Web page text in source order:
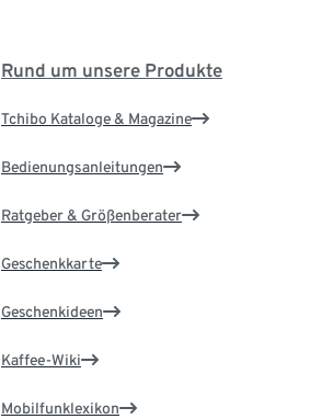
Rund um unsere Produkte
Tchibo Kataloge & Magazine
Bedienungsanleitungen
Ratgeber & Größenberater
Geschenkkarte
Geschenkideen
Kaffee-Wiki
Mobilfunklexikon